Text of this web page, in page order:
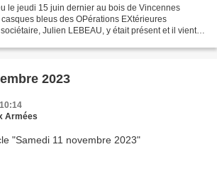
le jeudi 15 juin dernier au bois de Vincennes
bleus des OPérations EXtérieures
Julien LEBEAU, y était présent et il vient
2023
Armées